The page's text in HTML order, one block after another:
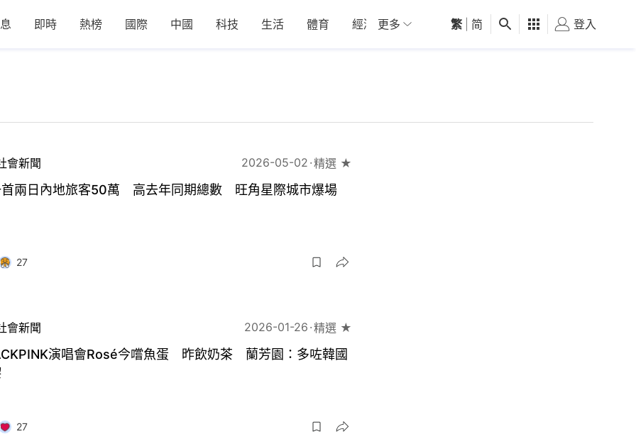
即時 熱榜 國際 中國 科技 生活 體育 經濟 01深圳 觀點 健康 好食玩飛
更多 繁 简 登入
會新聞 2026-05-02 精選 ★
兩日內地旅客50萬 高去年同期總數 旺角星際城市爆場
27
會新聞 2026-01-26 精選 ★
演唱會Rosé今嚐魚蛋 昨飲奶茶 蘭芳園：多咗韓國
27